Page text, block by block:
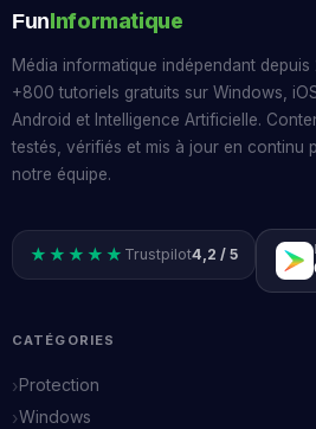
FunInformatique
Média informatique indépendant depuis
+800 tutoriels gratuits sur Windows,
Android et Intelligence Artificielle.
testés, vérifiés et mis à jour en continu
notre équipe.
★★★★★ Trustpilot4,2 / 5
CATÉGORIES
Protection
Windows